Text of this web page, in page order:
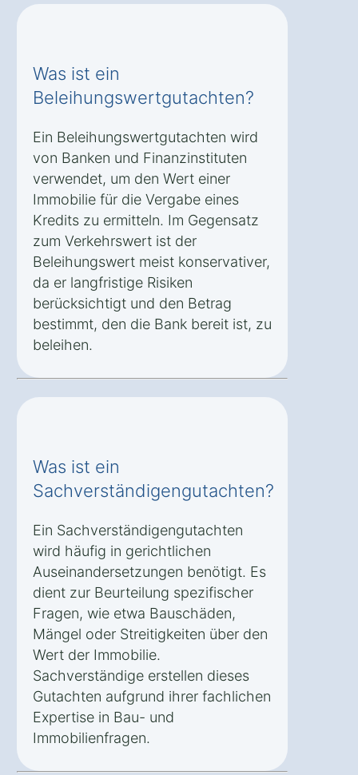
Was ist ein
Beleihungswertgutachten?
Ein Beleihungswertgutachten wird
von Banken und Finanzinstituten
verwendet, um den Wert einer
Immobilie für die Vergabe eines
Kredits zu ermitteln. Im Gegensatz
zum Verkehrswert ist der
Beleihungswert meist konservativer,
da er langfristige Risiken
berücksichtigt und den Betrag
bestimmt, den die Bank bereit ist, zu
beleihen.
Was ist ein
Sachverständigengutachten?
Ein Sachverständigengutachten
wird häufig in gerichtlichen
Auseinandersetzungen benötigt. Es
dient zur Beurteilung spezifischer
Fragen, wie etwa Bauschäden,
Mängel oder Streitigkeiten über den
Wert der Immobilie.
Sachverständige erstellen dieses
Gutachten aufgrund ihrer fachlichen
Expertise in Bau- und
Immobilienfragen.